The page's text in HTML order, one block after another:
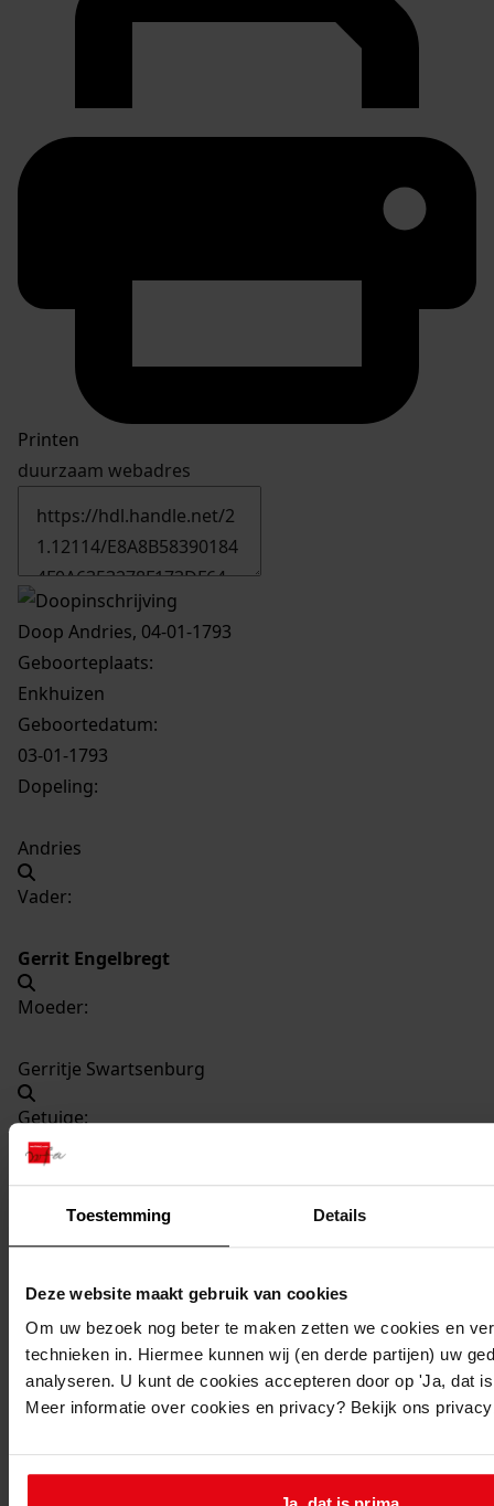
Toestemming Details
Deze website maakt gebruik van cookies
Om uw bezoek nog beter te maken zetten we cookies en
technieken in. Hiermee kunnen wij (en derde partijen) uw
analyseren. U kunt de cookies accepteren door op 'Ja, dat
Meer informatie over cookies en privacy? Bekijk ons
Printen
duurzaam webadres
Doop Andries, 04-01-1793
Geboorteplaats:
Enkhuizen
Geboortedatum:
03-01-1793
Dopeling:
Andries
Vader:
Gerrit Engelbregt
Moeder:
Gerritje Swartsenburg
Getuige:
Trijntje Swartsenburg
Kerkelijke gezindte:
Toegangsnummer:
1702-09 Doop-, trouw- en begraafboeken Enkhuizen,
1581-1910
Inventarisnummer :
12
2.